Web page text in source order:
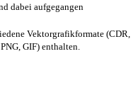
dabei aufgegangen
Vektorgrafikformate (CDR,
GIF) enthalten.